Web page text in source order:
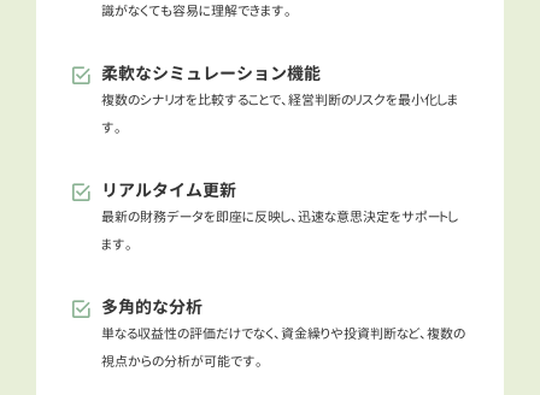
識がなくても容易に理解できます。
柔軟なシミュレーション機能
複数のシナリオを比較することで、経営判断のリスクを最小化しま
す。
リアルタイム更新
最新の財務データを即座に反映し、迅速な意思決定をサポートし
ます。
多角的な分析
単なる収益性の評価だけでなく、資金繰りや投資判断など、複数の
視点からの分析が可能です。